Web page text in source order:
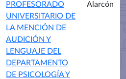
PROFESORADO
UNIVERSITARIO DE
LA MENCIÓN DE
AUDICIÓN Y
LENGUAJE DEL
DEPARTAMENTO
DE PSICOLOGÍA Y
Alarcón